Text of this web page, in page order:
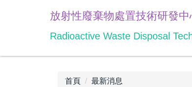
內
放射性廢棄物處置技術研發中
Radioactive Waste Disposal
首頁 最新消息